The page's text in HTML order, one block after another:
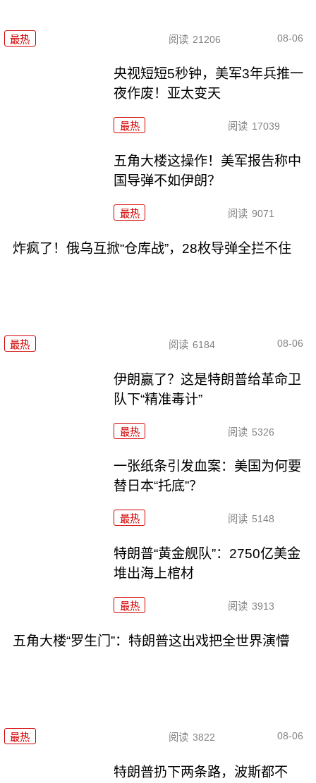
最热 阅读 21206 08-06
央视短短5秒钟，美军3年兵推一
夜作废！亚太变天
最热 阅读 17039
五角大楼这操作！美军报告称中
国导弹不如伊朗？
最热 阅读 9071
炸疯了！俄乌互掀“仓库战”，28枚导弹全拦不住
最热 阅读 6184 08-06
伊朗赢了？这是特朗普给革命卫
队下“精准毒计”
最热 阅读 5326
一张纸条引发血案：美国为何要
替日本“托底”？
最热 阅读 5148
特朗普“黄金舰队”：2750亿美金
堆出海上棺材
最热 阅读 3913
五角大楼“罗生门”：特朗普这出戏把全世界演懵
最热 阅读 3822 08-06
特朗普扔下两条路，波斯都不